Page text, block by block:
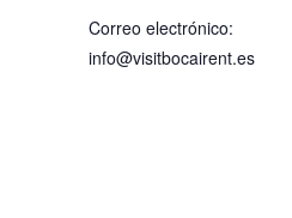
Correo electrónico:
info@visitbocairent.es